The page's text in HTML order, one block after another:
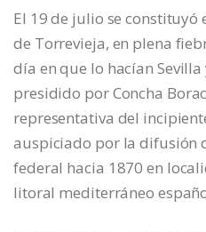
El 19 de julio se constituyó
de Torrevieja, en plena
día en que lo hacían Sevilla
presidido por Concha
representativa del
auspiciado por la difusión
federal hacia 1870 en
litoral mediterráneo